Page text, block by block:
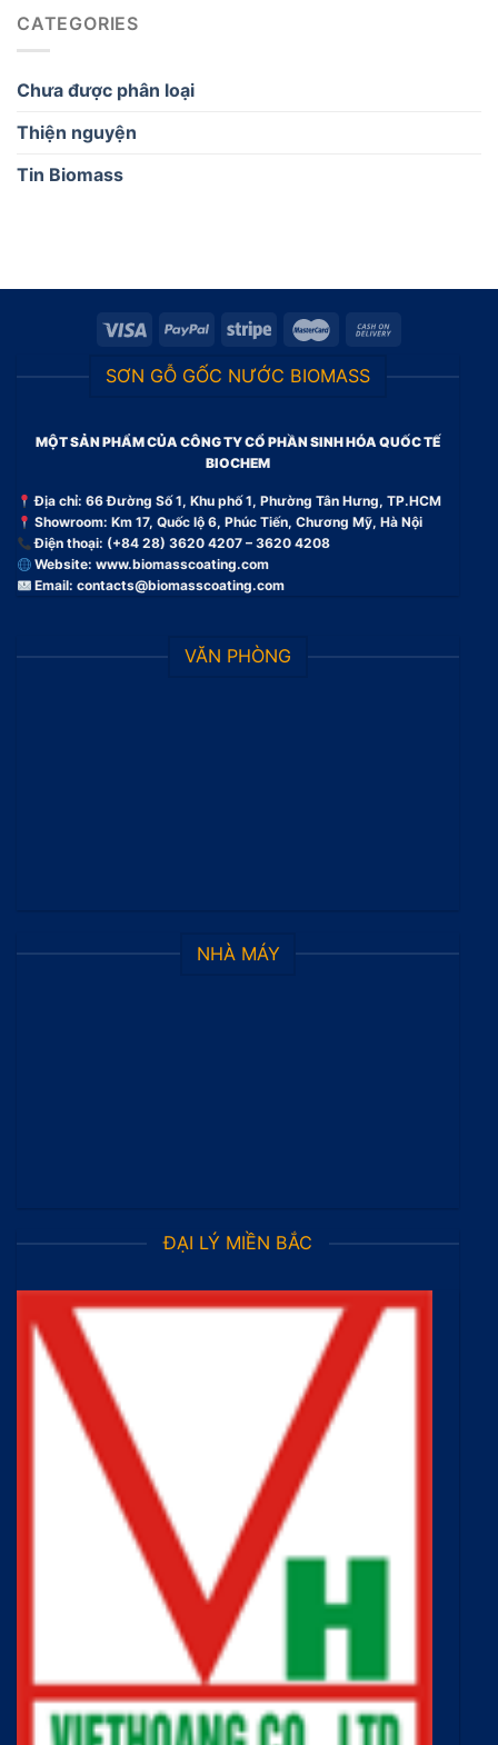
CATEGORIES
Chưa được phân loại
Thiện nguyện
Tin Biomass
SƠN GỖ GỐC NƯỚC BIOMASS
MỘT SẢN PHẨM CỦA CÔNG TY CỔ PHẦN SINH HÓA QUỐC TẾ
BIOCHEM
Địa chỉ: 66 Đường Số 1, Khu phố 1, Phường Tân Hưng, TP.HCM
Showroom: Km 17, Quốc lộ 6, Phúc Tiến, Chương Mỹ, Hà Nội
Điện thoại: (+84 28) 3620 4207 – 3620 4208
Website:www.biomasscoating.com
Email:contacts@biomasscoating.com
VĂN PHÒNG
NHÀ MÁY
ĐẠI LÝ MIỀN BẮC